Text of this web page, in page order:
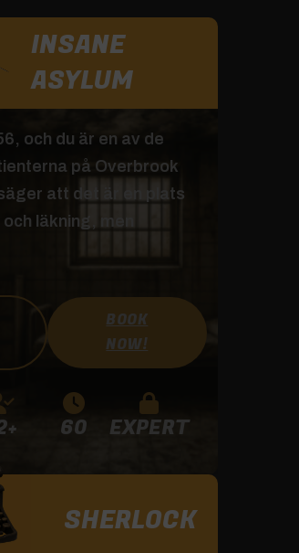
INSANE
ASYLUM
och du är en av de
på Overbrook
att det är en plats
läkning, men
BOOK
NOW!
60 EXPERT
SHERLOCK